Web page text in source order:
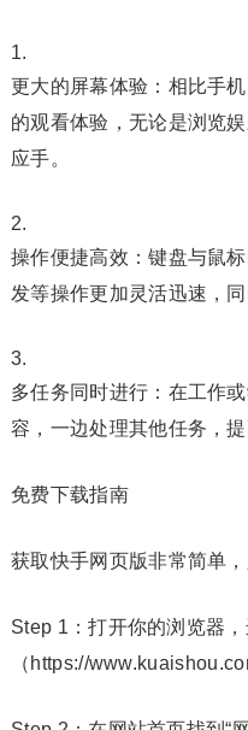
更大的屏幕体验：相比手
的观看体验，无论是浏览
应手。
操作便捷高效：键盘与鼠
发等操作更加灵活迅速，
多任务同时进行：在工作
容，一边处理其他任务，提
免费下载指南
获取快手网页版非常简单
Step 1：打开你的浏览器
（https://